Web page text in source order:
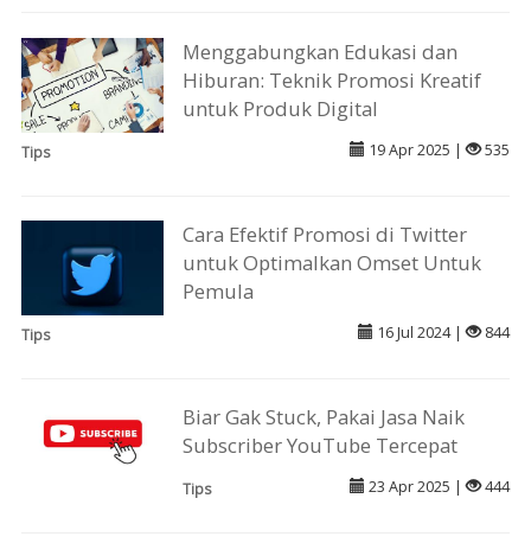
Menggabungkan Edukasi dan
Hiburan: Teknik Promosi Kreatif
untuk Produk Digital
Tips 19 Apr 2025 | 535
Cara Efektif Promosi di Twitter
untuk Optimalkan Omset Untuk
Pemula
Tips 16 Jul 2024 | 844
Biar Gak Stuck, Pakai Jasa Naik
Subscriber YouTube Tercepat
Tips 23 Apr 2025 | 444